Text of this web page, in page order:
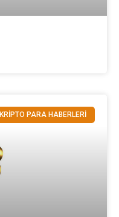
KRİPTO PARA HABERLERİ